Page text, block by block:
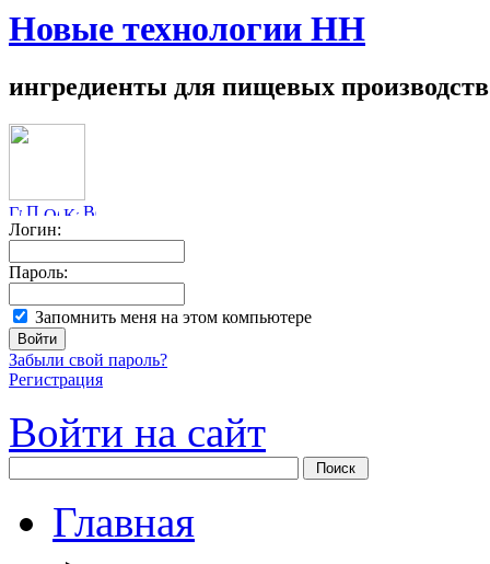
Новые технологии НН
ингредиенты для пищевых производств
Логин:
Пароль:
Запомнить меня на этом компьютере
Забыли свой пароль?
Регистрация
Войти на сайт
Главная